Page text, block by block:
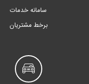
سامانه خدمات
برخط مشتریان